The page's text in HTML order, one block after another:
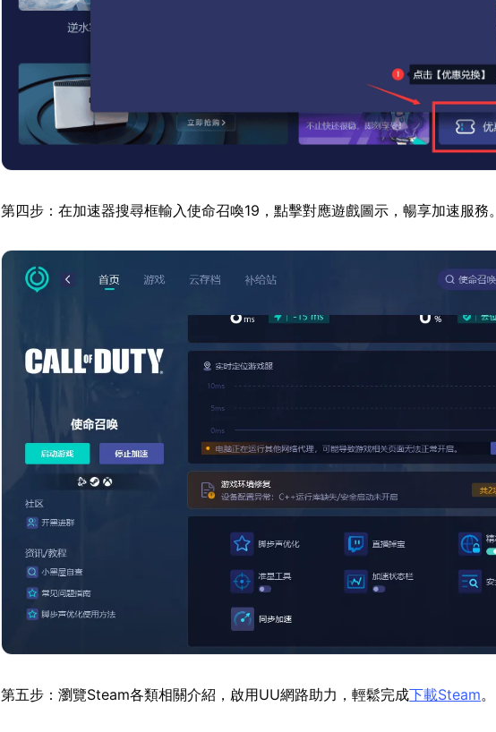
第四步：在加速器搜尋框輸入使命召喚19，點擊對應遊戲圖示，暢享加速服務。
第五步：瀏覽Steam各類相關介紹，啟用UU網路助力，輕鬆完成下載Steam。